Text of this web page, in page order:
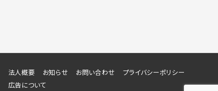
法人概要 お知らせ お問い合わせ
プライバシーポリシー
広告について